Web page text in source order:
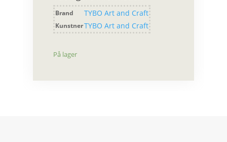
Brand TYBO Art and Craft
KunstnerTYBO Art and Craft
På lager